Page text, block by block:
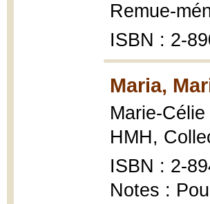
Remue-
ISBN : 2-
Maria,
Marie-Célie
HMH,
ISBN : 2-
Notes :